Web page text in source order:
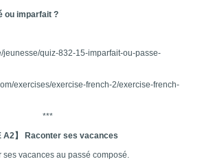
ou imparfait ?
jeunesse/quiz-832-15-imparfait-ou-passe-
exercises/exercise-french-2/exercise-french-
***
A2】 Raconter ses vacances
ses vacances au passé composé.